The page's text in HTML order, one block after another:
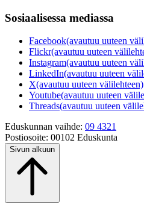
Sosiaalisessa mediassa
Facebook(avautuu uuteen
Flickr(avautuu uuteen
Instagram(avautuu uuteen
LinkedIn(avautuu uuteen
X(avautuu uuteen välilehteen)
Youtube(avautuu uuteen
Threads(avautuu uuteen
Eduskunnan vaihde: 09 4321
Postiosoite: 00102 Eduskunta
Sivun alkuun